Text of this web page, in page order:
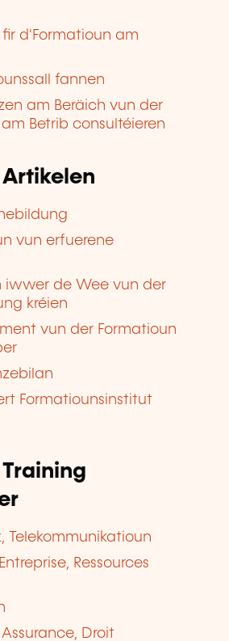
fir d'Formatioun am
fannen
am Beräich vun der
Betrib consultéieren
Artikelen
vun erfuerene
iwwer de Wee vun der
kréien
vun der Formatioun
Formatiounsinstitut
Training
Telekommunikatioun
Ressources
Droit